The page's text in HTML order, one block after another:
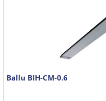
Ballu BIH-CM-0.6